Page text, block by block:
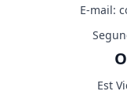
E-mail:
Est